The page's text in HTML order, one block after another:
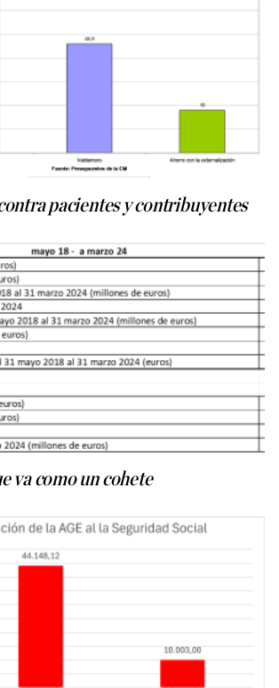
pacientes y contribuyentes
va como un cohete